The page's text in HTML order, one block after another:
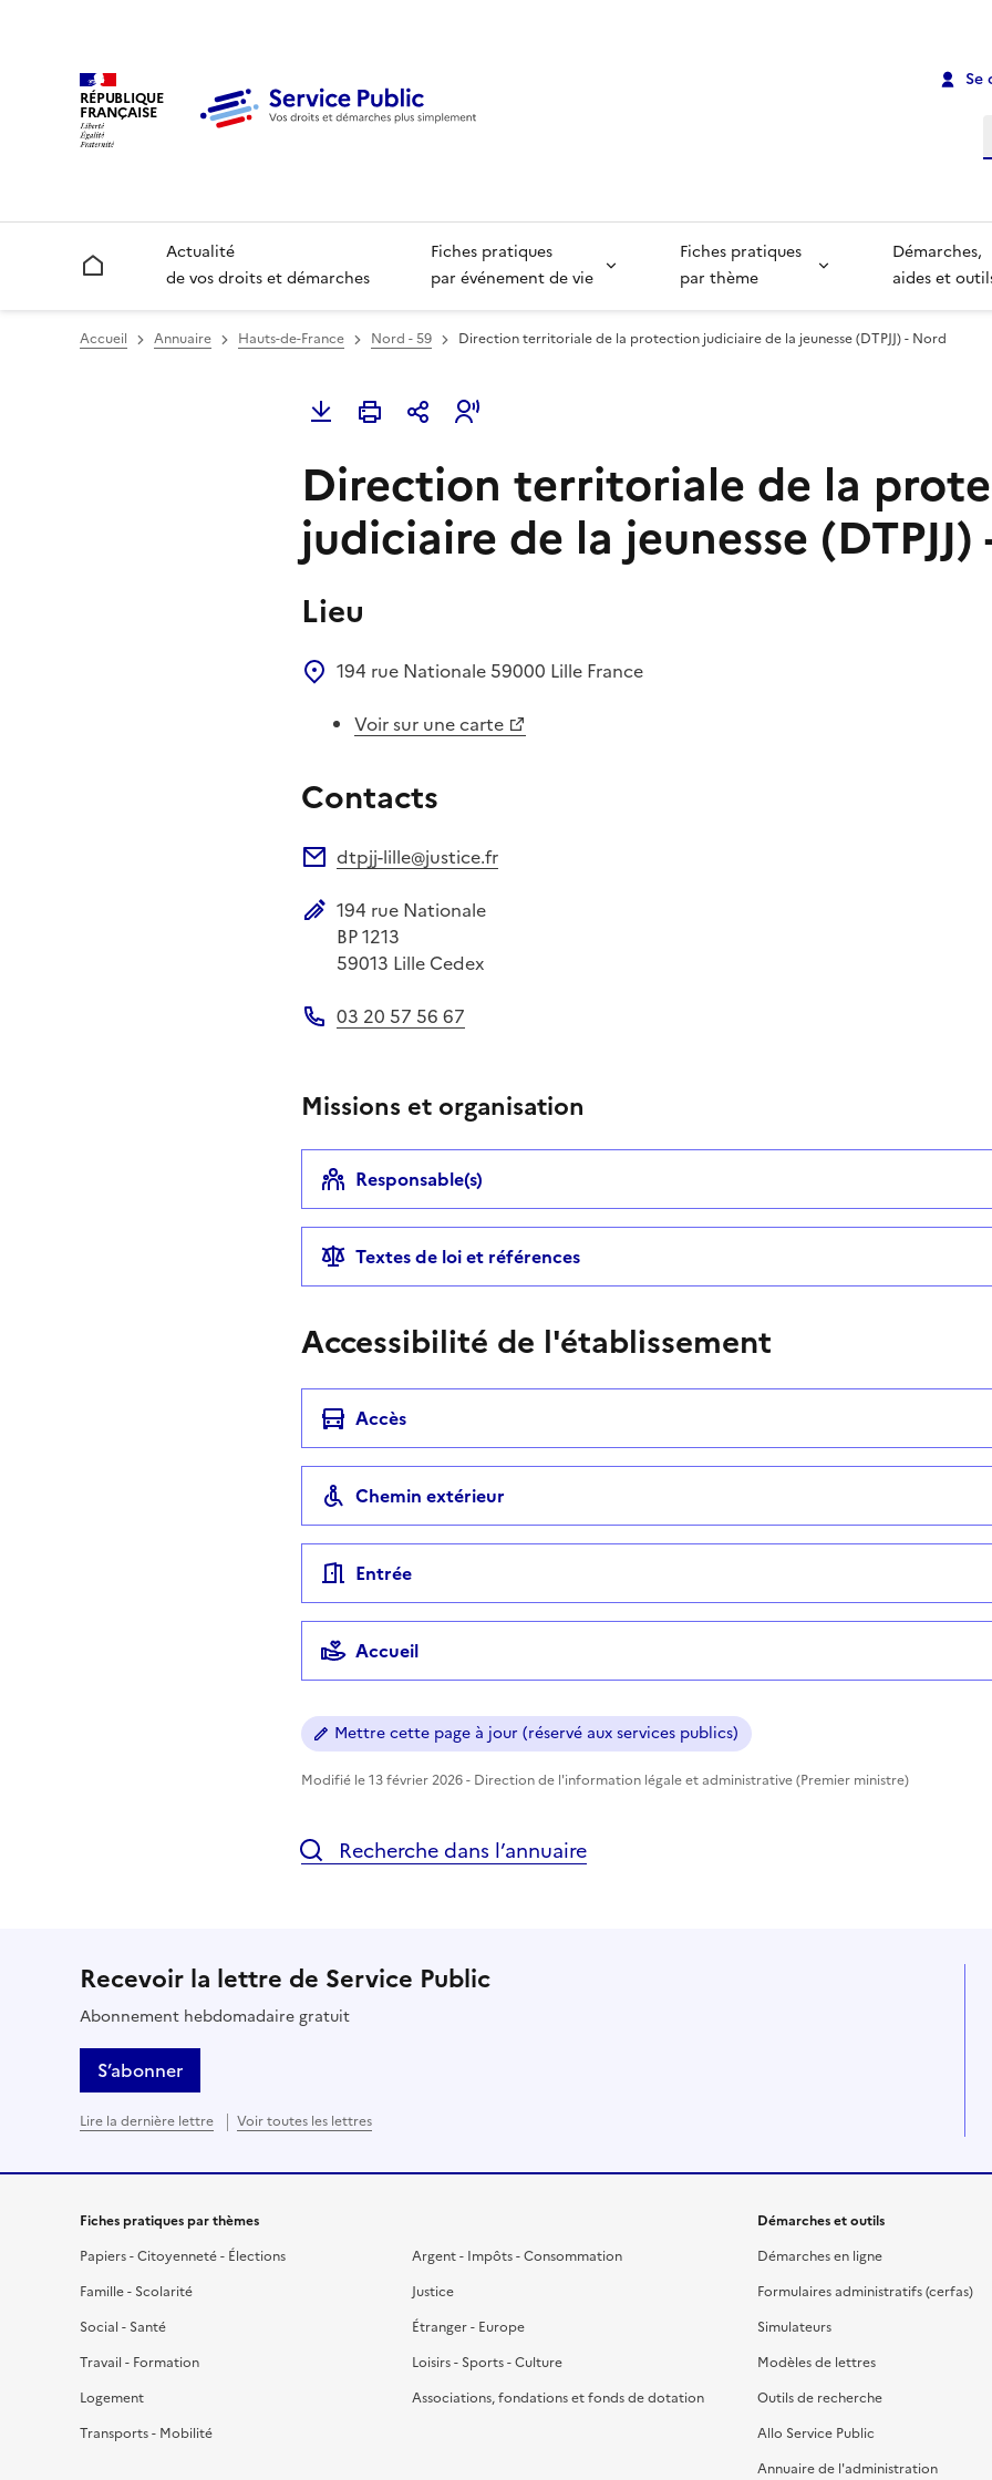
RÉPUBLIQUE
FRANÇAISE
Se
Accueil
Actualité
de vos droits et démarches
Fiches pratiques
par événement de vie
Fiches pratiques
par thème
Démarches,
aides et
Accueil Annuaire Hauts-de-France Nord - 59 Direction territoriale de la protection judiciaire de la jeunesse (DTPJJ) - Nord
Direction territoriale de la
judiciaire de la jeunesse
Lieu
194 rue Nationale 59000 Lille France
Voir sur une carte
Contacts
dtpjj-lille@justice.fr
Adresse postale
194 rue Nationale
BP 1213
59013 Lille Cedex
03 20 57 56 67
Missions et organisation
Responsable(s)
Textes de loi et références
Accessibilité de l'établissement
Accès
Chemin extérieur
Entrée
Accueil
Mettre cette page à jour (réservé aux services publics)
Modifié le 13 février 2026 - Direction de l'information légale et administrative (Premier ministre)
Recherche dans l’annuaire
Recevoir la lettre de Service Public
Abonnement hebdomadaire gratuit
S’abonner
Lire la dernière lettre Voir toutes les lettres
Fiches pratiques par thèmes
Papiers - Citoyenneté - Élections
Famille - Scolarité
Social - Santé
Travail - Formation
Logement
Transports - Mobilité
Argent - Impôts - Consommation
Justice
Étranger - Europe
Loisirs - Sports - Culture
Associations, fondations et fonds de dotation
Démarches et outils
Démarches en ligne
Formulaires administratifs (cerfas)
Simulateurs
Modèles de lettres
Outils de recherche
Allo Service Public
Annuaire de l'administration